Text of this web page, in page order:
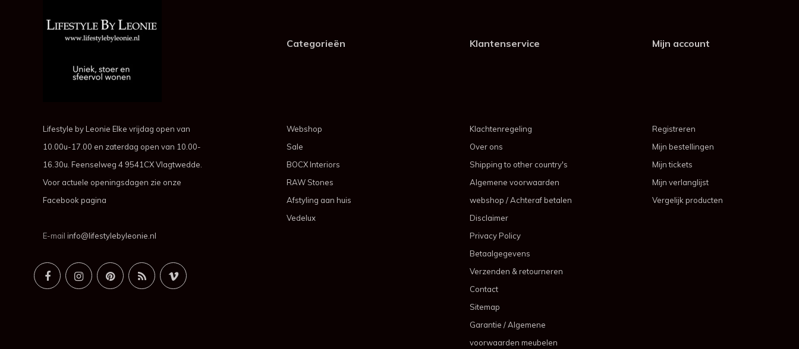
Lifestyle by Leonie Elke vrijdag open van
10.00u-17.00 en zaterdag open van 10.00-
16.30u. Feenselweg 4 9541CX Vlagtwedde.
Voor actuele openingsdagen zie onze
Facebook pagina
E-mail info@lifestylebyleonie.nl
Categorieën
Webshop
Sale
BOCX Interiors
RAW Stones
Afstyling aan huis
Vedelux
Klantenservice
Klachtenregeling
Over ons
Shipping to other country's
Algemene voorwaarden
webshop / Achteraf betalen
Disclaimer
Privacy Policy
Betaalgegevens
Verzenden & retourneren
Contact
Sitemap
Garantie / Algemene
voorwaarden meubelen
Mijn account
Registreren
Mijn bestellingen
Mijn tickets
Mijn verlanglijst
Vergelijk producten